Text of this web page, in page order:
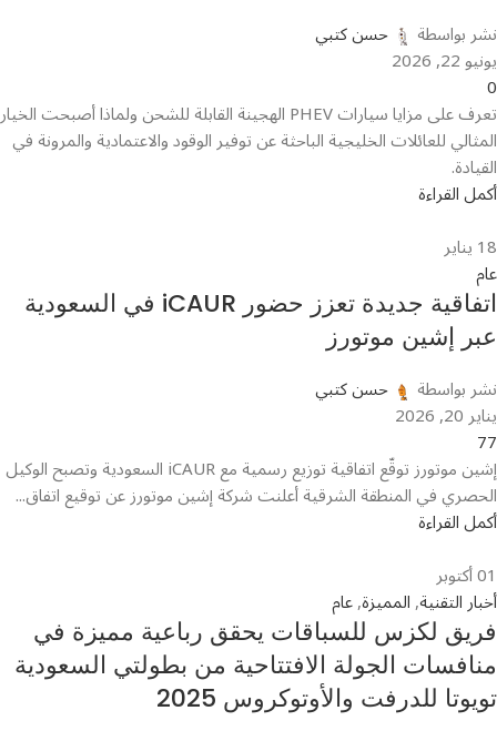
نشر بواسطة حسن كتبي
يونيو 22, 2026
0
تعرف على مزايا سيارات PHEV الهجينة القابلة للشحن ولماذا أصبحت الخيار
المثالي للعائلات الخليجية الباحثة عن توفير الوقود والاعتمادية والمرونة في
القيادة.
أكمل القراءة
18يناير
عام
اتفاقية جديدة تعزز حضور iCAUR في السعودية
عبر إشين موتورز
نشر بواسطة حسن كتبي
يناير 20, 2026
77
إشين موتورز توقّع اتفاقية توزيع رسمية مع iCAUR السعودية وتصبح الوكيل
الحصري في المنطقة الشرقية أعلنت شركة إشين موتورز عن توقيع اتفاق...
أكمل القراءة
01أكتوبر
أخبار التقنية,المميزة,عام
فريق لكزس للسباقات يحقق رباعية مميزة في
منافسات الجولة الافتتاحية من بطولتي السعودية
تويوتا للدرفت والأوتوكروس 2025